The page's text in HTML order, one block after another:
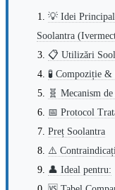
💡 Idei
Soolantra
📋 Utilizări
🧪 Compoziție
🧬 Mecanism
📅 Protocol
Preț Soolantra
⚠️
👤 Ideal pentru: